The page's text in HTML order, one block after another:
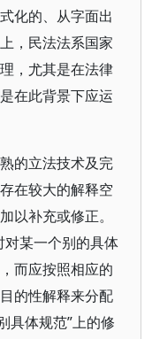
化的、从字面出
，民法法系国家
，尤其是在法律
在此背景下应运
的立法技术及完
在较大的解释空
以补充或修正。
对某一个别的具体
而应按照相应的
的性解释来分配
具体规范”上的修